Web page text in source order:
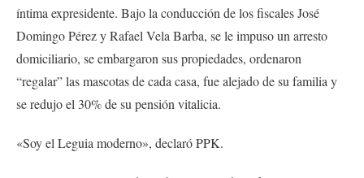
íntima expresidente. Bajo la conducción de los fiscales José
Domingo Pérez y Rafael Vela Barba, se le impuso un arresto
domiciliario, se embargaron sus propiedades, ordenaron
“regalar” las mascotas de cada casa, fue alejado de su familia y
se redujo el 30% de su pensión vitalicia.
«Soy el Leguia moderno», declaró PPK.